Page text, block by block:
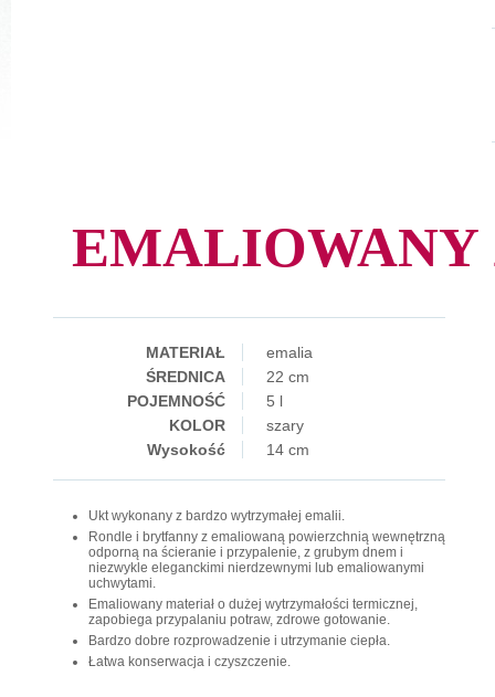
EMALIOWANY
MATERIAŁ
emalia
ŚREDNICA
22 cm
POJEMNOŚĆ
5 l
KOLOR
szary
Wysokość
14 cm
Ukt wykonany z bardzo wytrzymałej emalii.
Rondle i brytfanny z emaliowaną powierzchnią wewnętrzną
odporną na ścieranie i przypalenie, z grubym dnem i
niezwykle eleganckimi nierdzewnymi lub emaliowanymi
uchwytami.
Emaliowany materiał o dużej wytrzymałości termicznej,
zapobiega przypalaniu potraw, zdrowe gotowanie.
Bardzo dobre rozprowadzenie i utrzymanie ciepła.
Łatwa konserwacja i czyszczenie.